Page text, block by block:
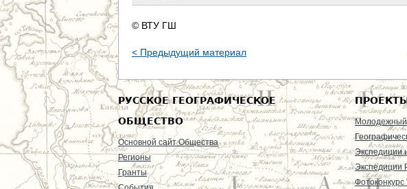
© ВТУ ГШ
< Предыдущий материал
РУССКОЕ ГЕОГРАФИЧЕСКОЕ
ОБЩЕСТВО
Основной сайт Общества
Регионы
Гранты
Молодежный
Экспедиции
Экспедиции